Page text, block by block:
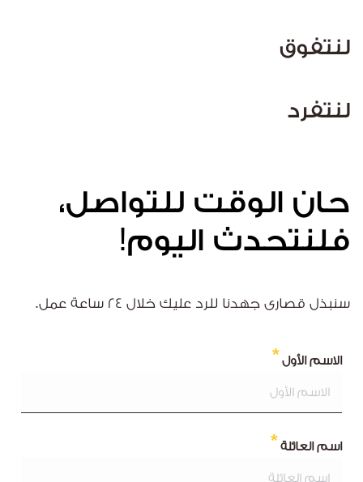
لنتفوق
لنتفرد
حان الوقت للتواصل،
فلنتحدث اليوم!
سنبذل قصارى جهدنا للرد عليك خلال ٢٤ ساعة عمل.
الاسم الأول
اسم العائلة